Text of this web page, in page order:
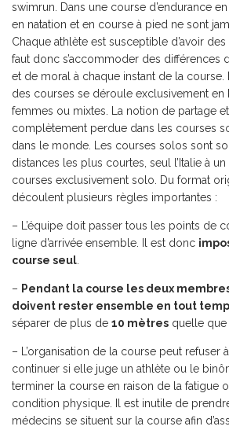
swimrun. Dans une course d’endurance
en natation et en course à pied ne sont
Chaque athlète est susceptible d’avoir des
faut donc s’accommoder des différences
et de moral à chaque instant de la course.
des courses se déroule exclusivement en
femmes ou mixtes. La notion de partage et
complètement perdue dans les courses
dans le monde. Les courses solos sont
distances les plus courtes, seul l’Italie à
courses exclusivement solo. Du format
découlent plusieurs règles importantes :
– L’équipe doit passer tous les points de
ligne d’arrivée ensemble. Il est donc
course seul
– Pendant la course les deux
doivent rester ensemble en tout
séparer de plus de 10 mètres quelle que
– L’organisation de la course peut refuser
continuer si elle juge un athlète ou le
terminer la course en raison de la fatigue
condition physique. Il est inutile de
médecins se situent sur la course afin